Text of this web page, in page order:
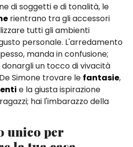
di soggetti e di tonalità, le
rientrano tra gli accessori
tutti gli ambienti
personale. L'arredamento
manda in confusione;
un tocco di vivacità
Simone trovare le fantasie,
e la giusta ispirazione
hai l'imbarazzo della
unico per